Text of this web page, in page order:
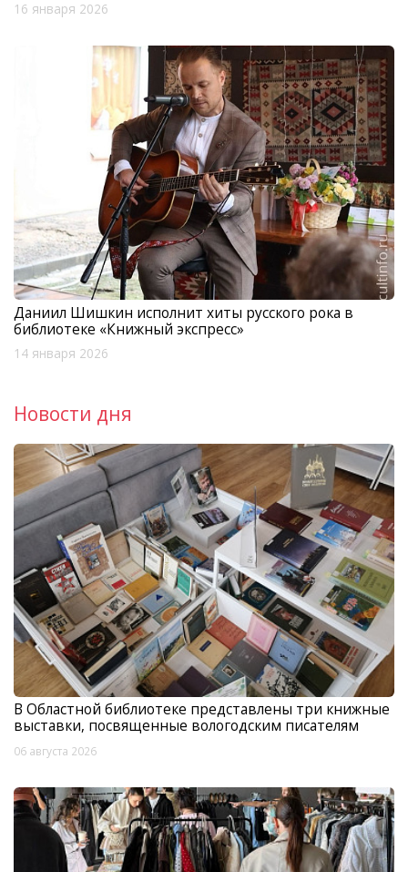
16 января 2026
Даниил Шишкин исполнит хиты русского рока в
библиотеке «Книжный экспресс»
14 января 2026
Новости дня
В Областной библиотеке представлены три книжные
выставки, посвященные вологодским писателям
06 августа 2026